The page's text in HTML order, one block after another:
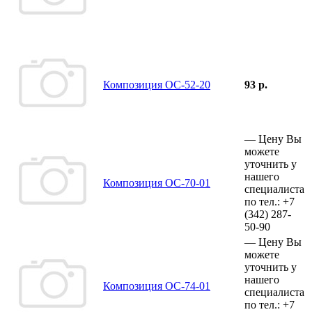
Композиция ОС-52-20 93 р.
Композиция ОС-70-01
— Цену Вы
можете
уточнить у
нашего
специалиста
по тел.: +7
(342) 287-
50-90
Композиция ОС-74-01
— Цену Вы
можете
уточнить у
нашего
специалиста
по тел.: +7